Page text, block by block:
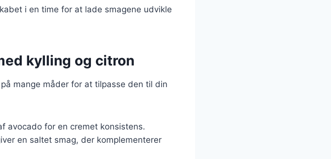
i en time for at lade smagene udvikle
kylling og citron
mange måder for at tilpasse den til din
avocado for en cremet konsistens.
en saltet smag, der komplementerer